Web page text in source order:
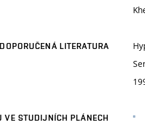
DOPORUČENÁ LITERATURA
VE STUDIJNÍCH PLÁNECH